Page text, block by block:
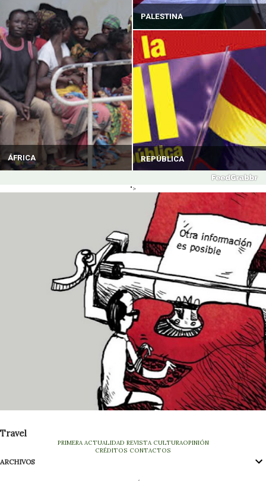
ÁFRICA
PALESTINA
REPÚBLICA
">
Travel
PRIMERA ACTUALIDAD REVISTA CULTURAOPINIÓN
CRÉDITOS CONTACTOS
ARCHIVOS